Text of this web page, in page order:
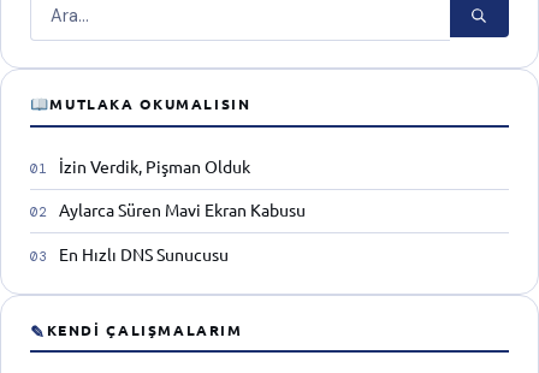
MUTLAKA OKUMALISIN
İzin Verdik, Pişman Olduk
Aylarca Süren Mavi Ekran Kabusu
En Hızlı DNS Sunucusu
✎ KENDI ÇALIŞMALARIM